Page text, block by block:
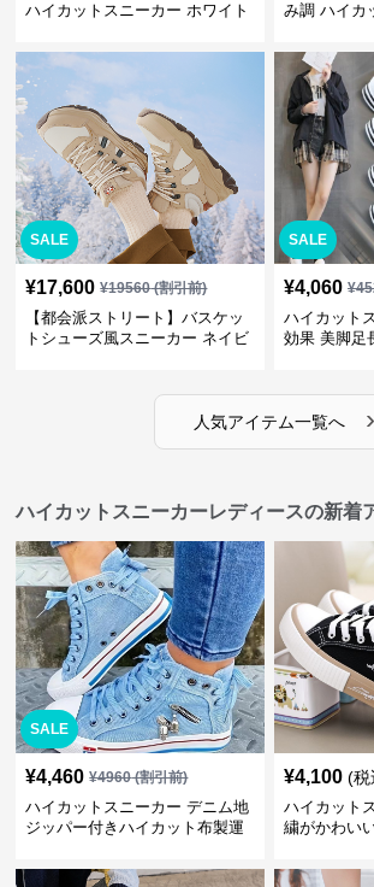
ハイカットスニーカー ホワイト
ビ クラシック
み調 ハイカ
トリート
SALE
¥17,600 ¥19560(割引前)
【都会派ストリート】バスケッ
トシューズ風スニーカー ネイビ
SALE
¥4,060 ¥
ハイカット
効果 美脚足
かわいい
人気アイテム一覧へ ›
ハイカットスニーカーレディースの新着
SALE
¥4,460 ¥4960(割引前)
ハイカットスニーカー デニム地
ジッパー付きハイカット布製運
¥4,100 (税
ハイカット
繍がかわい